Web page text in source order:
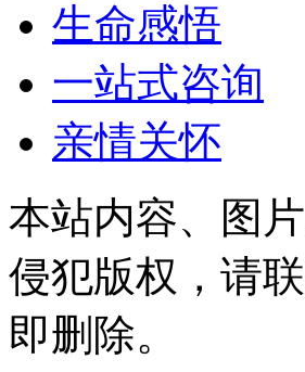
生命感悟
一站式咨询
亲情关怀
本站内容、图
侵犯版权，请
即删除。